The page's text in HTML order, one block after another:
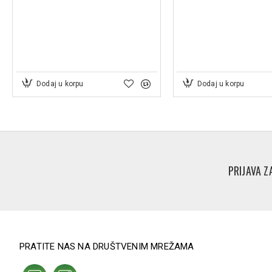
Dodaj u korpu Dodaj u korpu
PRIJAVA
PRATITE NAS NA DRUŠTVENIM MREŽAMA